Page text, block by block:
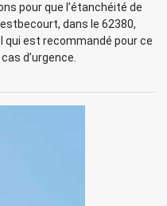
pour que l’étanchéité de
dans le 62380,
est recommandé pour ce
d’urgence.